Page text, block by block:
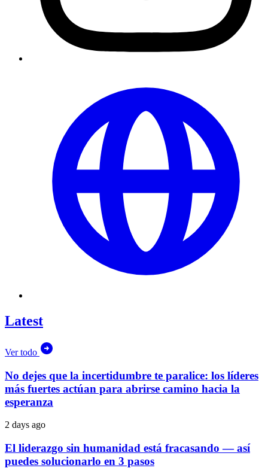
Latest
Ver todo
No dejes que la incertidumbre te paralice: los líderes
más fuertes actúan para abrirse camino hacia la
esperanza
2 days ago
El liderazgo sin humanidad está fracasando — así
puedes solucionarlo en 3 pasos